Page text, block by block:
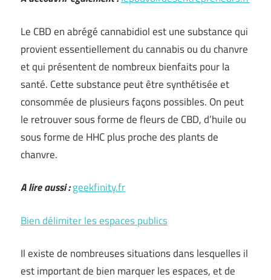
Le CBD en abrégé cannabidiol est une substance qui
provient essentiellement du cannabis ou du chanvre
et qui présentent de nombreux bienfaits pour la
santé. Cette substance peut être synthétisée et
consommée de plusieurs façons possibles. On peut
le retrouver sous forme de fleurs de CBD, d’huile ou
sous forme de HHC plus proche des plants de
chanvre.
A lire aussi :geekfinity.fr
Bien délimiter les espaces publics
Il existe de nombreuses situations dans lesquelles il
est important de bien marquer les espaces, et de